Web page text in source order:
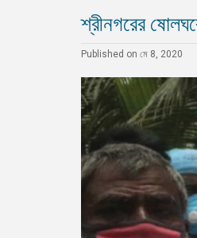
শ্রীনগরের
Published on মে 8, 2020